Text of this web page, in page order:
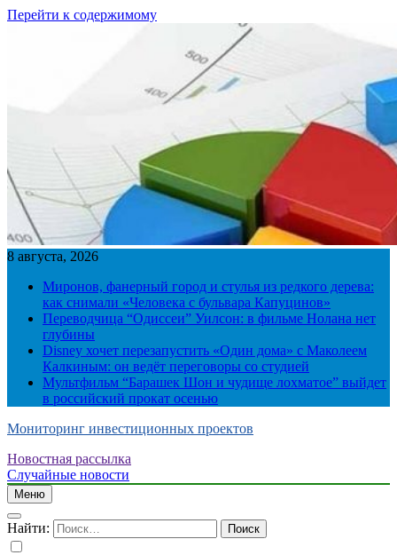
Перейти к содержимому
8 августа, 2026
Миронов, фанерный город и стулья из редкого дерева:
как снимали «Человека с бульвара Капуцинов»
Переводчица “Одиссеи” Уилсон: в фильме Нолана нет
глубины
Disney хочет перезапустить «Один дома» с Маколеем
Калкиным: он ведёт переговоры со студией
Мультфильм “Барашек Шон и чудище лохматое” выйдет
в российский прокат осенью
Мониторинг инвестиционных проектов
Новостная рассылка
Случайные новости
Меню
Найти: